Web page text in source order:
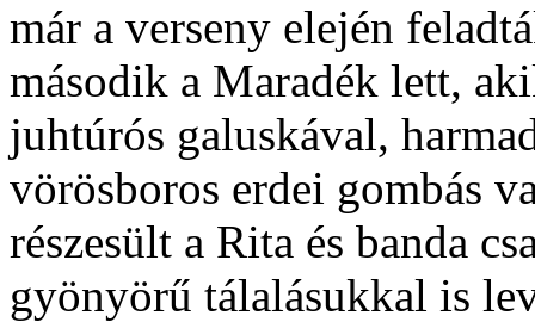
már a verseny elején
második a Maradék lett,
juhtúrós galuskával,
vörösboros erdei gombás
részesült a Rita és banda
gyönyörű tálalásukkal is